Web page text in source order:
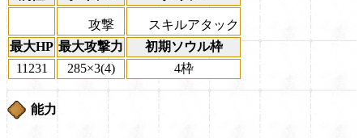
攻撃
スキルアタック
最大HP 最大攻撃力
初期ソウル枠
11231
285×3(4) 4枠
能力